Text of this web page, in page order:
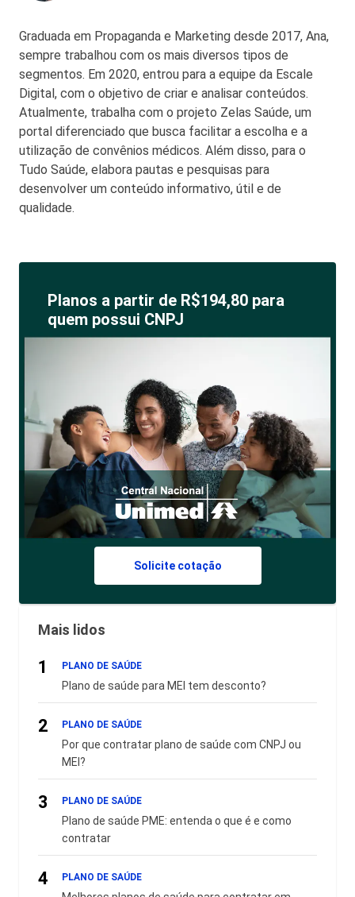
Graduada em Propaganda e Marketing desde 2017, Ana,
sempre trabalhou com os mais diversos tipos de
segmentos. Em 2020, entrou para a equipe da Escale
Digital, com o objetivo de criar e analisar conteúdos.
Atualmente, trabalha com o projeto Zelas Saúde, um
portal diferenciado que busca facilitar a escolha e a
utilização de convênios médicos. Além disso, para o
Tudo Saúde, elabora pautas e pesquisas para
desenvolver um conteúdo informativo, útil e de
qualidade.
Planos a partir de R$194,80 para
quem possui CNPJ
Solicite cotação
Mais lidos
1 PLANO DE SAÚDE
Plano de saúde para MEI tem desconto?
2 PLANO DE SAÚDE
Por que contratar plano de saúde com CNPJ ou
MEI?
3 PLANO DE SAÚDE
Plano de saúde PME: entenda o que é e como
contratar
4 PLANO DE SAÚDE